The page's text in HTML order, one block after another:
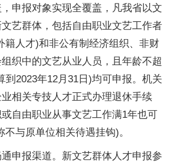
申报对象实现全覆盖，凡我省以文
艺群体，包括自由职业文艺工作者
籍人才)和非公有制经济组织、非财
织中的文艺从业人员，且年龄不超
到2023年12月31日)均可申报。机关
相关专技人才正式办理退休手续
自由职业从事文艺工作满1年也可
与原单位相关待遇挂钩)。
申报渠道。新文艺群体人才申报参